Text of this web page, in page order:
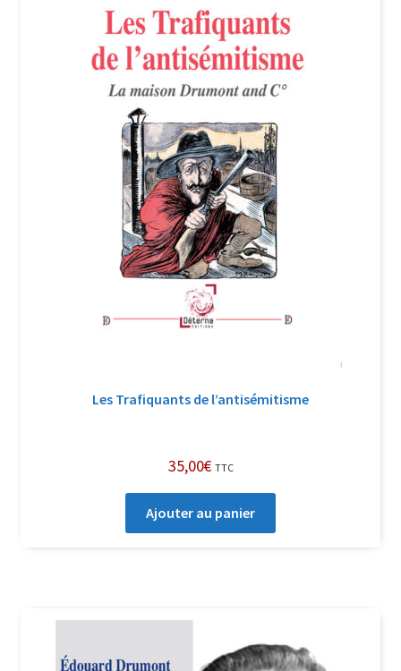
Les Trafiquants de l’antisémitisme
35,00€ TTC
Ajouter au panier